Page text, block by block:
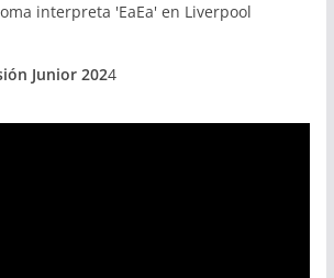
interpreta 'EaEa' en Liverpool
Junior 2024